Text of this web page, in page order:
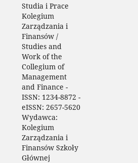
Studia i Prace
Kolegium
Zarządzania i
Finansów /
Studies and
Work of the
Collegium of
Management
and Finance -
ISSN: 1234-8872 -
eISSN: 2657-5620
Wydawca:
Kolegium
Zarządzania i
Finansów Szkoły
Głównej